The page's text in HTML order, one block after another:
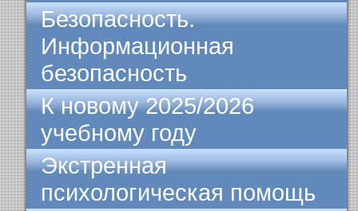
Безопасность.
Информационная
безопасность
К новому 2025/2026
учебному году
Экстренная
психологическая помощь